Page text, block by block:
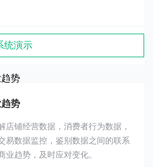
统演示
势
店铺经营数据，消费者行为数据，
易数据监控，鉴别数据之间的联系
业趋势，及时应对变化。